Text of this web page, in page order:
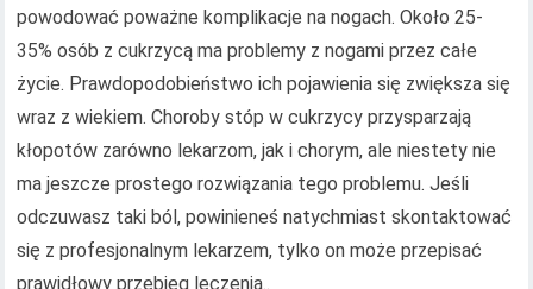
powodować poważne komplikacje na nogach. Około 25-
35% osób z cukrzycą ma problemy z nogami przez całe
życie. Prawdopodobieństwo ich pojawienia się zwiększa się
wraz z wiekiem. Choroby stóp w cukrzycy przysparzają
kłopotów zarówno lekarzom, jak i chorym, ale niestety nie
ma jeszcze prostego rozwiązania tego problemu. Jeśli
odczuwasz taki ból, powinieneś natychmiast skontaktować
się z profesjonalnym lekarzem, tylko on może przepisać
prawidłowy przebieg leczenia..